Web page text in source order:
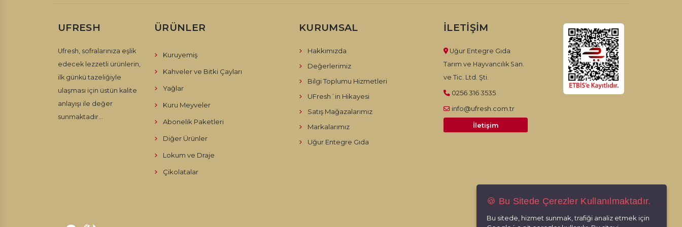
UFRESH
Ufresh, sofralarınıza eşlik
edecek lezzetli ürünlerin,
ilk günkü tazeliğiyle
ulaşması için üstün kalite
anlayışı ile değer
sunmaktadır...
ÜRÜNLER
Kuruyemiş
Kahveler ve Bitki Çayları
Yağlar
Kuru Meyveler
Abonelik Paketleri
Diğer Ürünler
Lokum ve Draje
Çikolatalar
KURUMSAL
Hakkımızda
Değerlerimiz
Bilgi Toplumu Hizmetleri
UFresh´in Hikayesi
Satış Mağazalarımız
Markalarımız
Uğur Entegre Gıda
İLETIŞIM
Uğur Entegre Gıda
Tarım ve Hayvancılık San.
ve Tic. Ltd. Şti.
0256 316 3535
info@ufresh.com.tr
İletişim
🍪 Bu Sitede Çerezler Kullanılmaktadır.
Bu sitede, hizmet sunmak, trafiği analiz etmek için